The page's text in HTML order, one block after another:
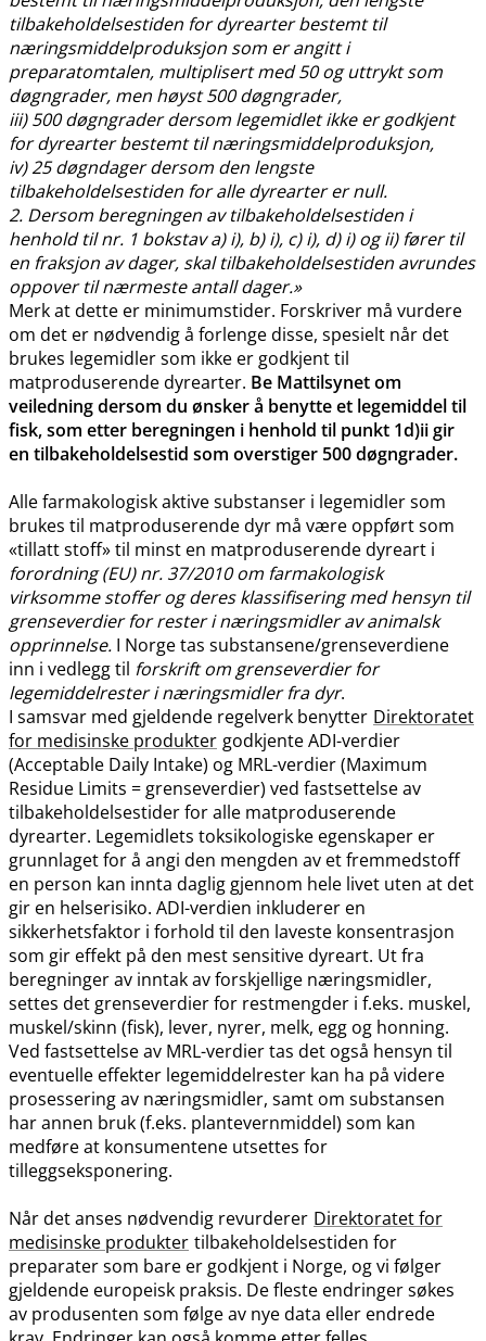
tilbakeholdelsestiden for dyrearter bestemt til
næringsmiddelproduksjon som er angitt i
preparatomtalen, multiplisert med 50 og uttrykt som
døgngrader, men høyst 500 døgngrader,
iii) 500 døgngrader dersom legemidlet ikke er godkjent
for dyrearter bestemt til næringsmiddelproduksjon,
iv) 25 døgndager dersom den lengste
tilbakeholdelsestiden for alle dyrearter er null.
2. Dersom beregningen av tilbakeholdelsestiden i
henhold til nr. 1 bokstav a) i), b) i), c) i), d) i) og ii) fører til
en fraksjon av dager, skal tilbakeholdelsestiden avrundes
oppover til nærmeste antall dager.»
Merk at dette er minimumstider. Forskriver må vurdere
om det er nødvendig å forlenge disse, spesielt når det
brukes legemidler som ikke er godkjent til
matproduserende dyrearter. Be Mattilsynet om
veiledning dersom du ønsker å benytte et legemiddel til
fisk, som etter beregningen i henhold til punkt 1d)ii gir
en tilbakeholdelsestid som overstiger 500 døgngrader.
Alle farmakologisk aktive substanser i legemidler som
brukes til matproduserende dyr må være oppført som
«tillatt stoff» til minst en matproduserende dyreart i
forordning (EU) nr. 37/2010 om farmakologisk
virksomme stoffer og deres klassifisering med hensyn til
grenseverdier for rester i næringsmidler av animalsk
opprinnelse. I Norge tas substansene​/​grenseverdiene
inn i vedlegg til forskrift om grenseverdier for
legemiddelrester i næringsmidler fra dyr.
I samsvar med gjeldende regelverk benytter Direktoratet
for medisinske produkter godkjente ADI-verdier
(Acceptable Daily Intake) og MRL-verdier (Maximum
Residue Limits = grenseverdier) ved fastsettelse av
tilbakeholdelsestider for alle matproduserende
dyrearter. Legemidlets toksikologiske egenskaper er
grunnlaget for å angi den mengden av et fremmedstoff
en person kan innta daglig gjennom hele livet uten at det
gir en helserisiko. ADI-verdien inkluderer en
sikkerhetsfaktor i forhold til den laveste konsentrasjon
som gir effekt på den mest sensitive dyreart. Ut fra
beregninger av inntak av forskjellige næringsmidler,
settes det grenseverdier for restmengder i f.eks. muskel,
muskel​/​skinn (fisk), lever, nyrer, melk, egg og honning.
Ved fastsettelse av MRL-verdier tas det også hensyn til
eventuelle effekter legemiddelrester kan ha på videre
prosessering av næringsmidler, samt om substansen
har annen bruk (f.eks. plantevernmiddel) som kan
medføre at konsumentene utsettes for
tilleggseksponering.
Når det anses nødvendig revurderer Direktoratet for
medisinske produkter tilbakeholdelsestiden for
preparater som bare er godkjent i Norge, og vi følger
gjeldende europeisk praksis. De fleste endringer søkes
av produsenten som følge av nye data eller endrede